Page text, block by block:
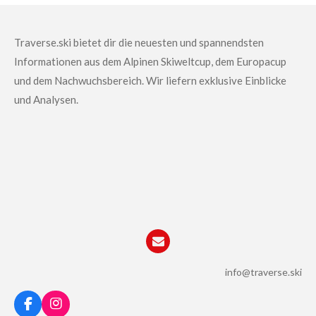
e
n
e
n
e
n
e
n
Traverse.ski bietet dir die neuesten und spannendsten
Informationen aus dem Alpinen Skiweltcup, dem Europacup
und dem Nachwuchsbereich.Wir liefern exklusive Einblicke
und Analysen.
info@traverse.ski
F
I